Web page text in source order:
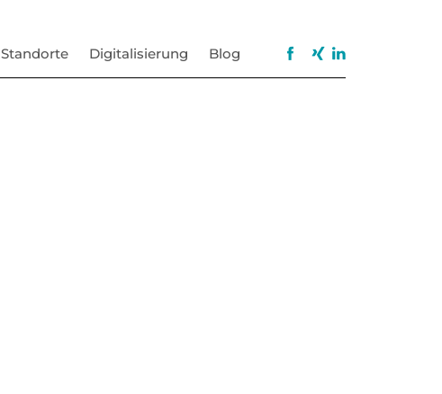
Standorte Digitalisierung Blog